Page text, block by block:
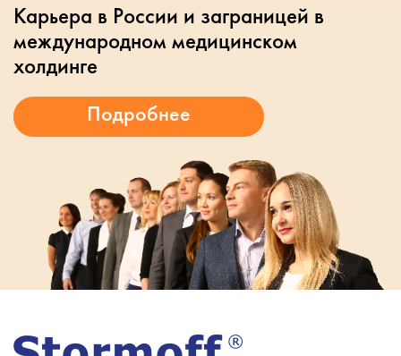
Карьера в России и заграницей в
международном медицинском
холдинге